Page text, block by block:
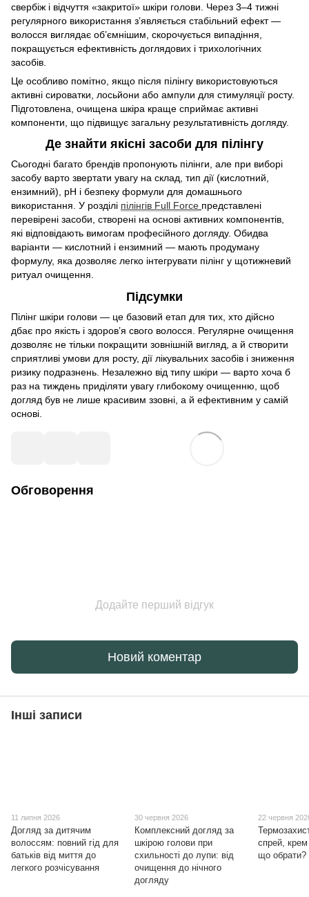
свербіж і відчуття «закритої» шкіри голови. Через 3–4 тижні
регулярного використання з’являється стабільний ефект —
волосся виглядає об’ємнішим, скорочується випадіння,
покращується ефективність доглядових і трихологічних
засобів.
Це особливо помітно, якщо після пілінгу використовуються
активні сироватки, лосьйони або ампули для стимуляції росту.
Підготовлена, очищена шкіра краще сприймає активні
компоненти, що підвищує загальну результативність догляду.
Де знайти якісні засоби для пілінгу
Сьогодні багато брендів пропонують пілінги, але при виборі
засобу варто звертати увагу на склад, тип дії (кислотний,
ензимний), рН і безпеку формули для домашнього
використання. У розділі пілінгів Full Force представлені
перевірені засоби, створені на основі активних компонентів,
які відповідають вимогам професійного догляду. Обидва
варіанти — кислотний і ензимний — мають продуману
формулу, яка дозволяє легко інтегрувати пілінг у щотижневий
ритуал очищення.
Підсумки
Пілінг шкіри голови — це базовий етап для тих, хто дійсно
дбає про якість і здоров’я свого волосся. Регулярне очищення
дозволяє не тільки покращити зовнішній вигляд, а й створити
сприятливі умови для росту, дії лікувальних засобів і зниження
ризику подразнень. Незалежно від типу шкіри — варто хоча б
раз на тиждень приділяти увагу глибокому очищенню, щоб
догляд був не лише красивим ззовні, а й ефективним у самій
основі.
Обговорення
Додайте перший відгук
Новий коментар
Інші записи
11 липня 2026
Догляд за дитячим
волоссям: повний гід для
батьків від миття до
легкого розчісування
30 червня 2026
Комплексний догляд за
шкірою голови при
схильності до лупи: від
очищення до нічного
догляду
22 червня
спрей,
що обрати?